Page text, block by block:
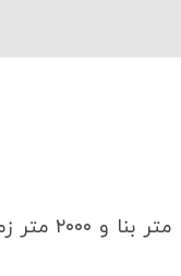
خرید ویلا شیرود